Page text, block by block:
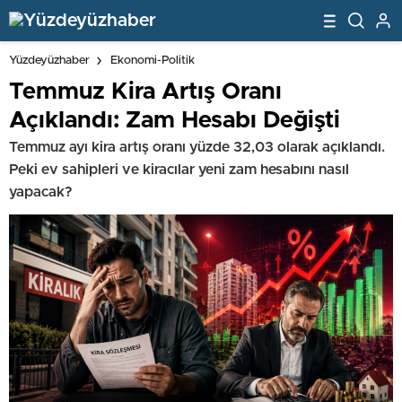
Yüzdeyüzhaber Ekonomi-Politik
Temmuz Kira Artış Oranı
Açıklandı: Zam Hesabı Değişti
Temmuz ayı kira artış oranı yüzde 32,03 olarak açıklandı.
Peki ev sahipleri ve kiracılar yeni zam hesabını nasıl
yapacak?